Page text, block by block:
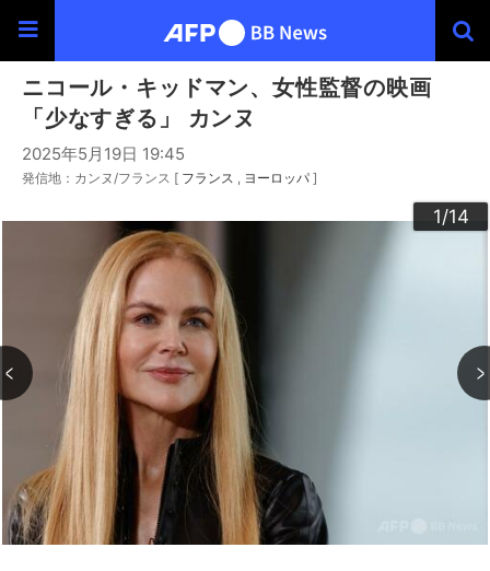
ニコール・キッドマン、女性監督の映画
「少なすぎる」 カンヌ
2025年5月19日 19:45
発信地：カンヌ/フランス [ フランス ヨーロッパ ]
1/14
2/14
3/14
4/14
5/14
6/14
7/14
8/14
9/14
10/14
11/14
12/14
13/14
14/14